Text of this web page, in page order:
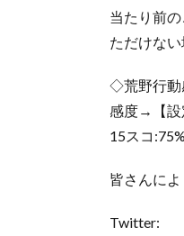
当たり前
ただけない
◇荒野行動
感度→【設
15スコ
皆さんに
Twitter: